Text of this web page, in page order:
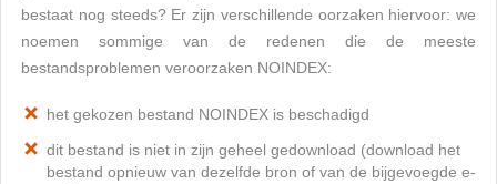
bestaat nog steeds? Er zijn verschillende oorzaken hiervoor: we
noemen sommige van de redenen die de meeste
bestandsproblemen veroorzaken NOINDEX:
het gekozen bestand NOINDEX is beschadigd
dit bestand is niet in zijn geheel gedownload (download het
bestand opnieuw van dezelfde bron of van de bijgevoegde e-